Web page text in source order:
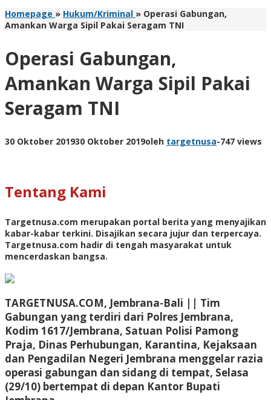
Homepage » Hukum/Kriminal » Operasi Gabungan,
Amankan Warga Sipil Pakai Seragam TNI
Operasi Gabungan,
Amankan Warga Sipil Pakai
Seragam TNI
30 Oktober 201930 Oktober 2019oleh targetnusa-747 views
Tentang Kami
Targetnusa.com merupakan portal berita yang menyajikan
kabar-kabar terkini. Disajikan secara jujur dan terpercaya.
Targetnusa.com hadir di tengah masyarakat untuk
mencerdaskan bangsa.
TARGETNUSA.COM, Jembrana-Bali || Tim
Gabungan yang terdiri dari Polres Jembrana,
Kodim 1617/Jembrana, Satuan Polisi Pamong
Praja, Dinas Perhubungan, Karantina, Kejaksaan
dan Pengadilan Negeri Jembrana menggelar razia
operasi gabungan dan sidang di tempat, Selasa
(29/10) bertempat di depan Kantor Bupati